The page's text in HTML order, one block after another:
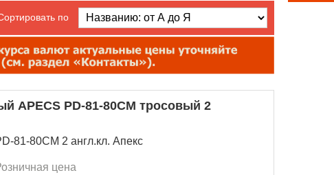
по
APECS PD-81-80СМ тросовый 2
81-80СМ 2 англ.кл. Апекс
цена